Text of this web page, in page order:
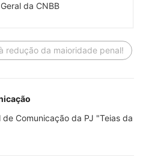
da CNBB
redução da maioridade penal!
de Comunicação da PJ "Teias da